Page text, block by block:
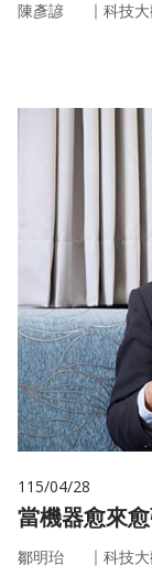
陳彥諺 ｜ 科技
115/04/28
當機器愈來
鄒明珆 ｜ 科技